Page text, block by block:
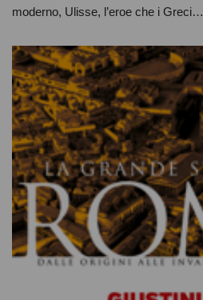
moderno, Ulisse, l’eroe che i Greci…